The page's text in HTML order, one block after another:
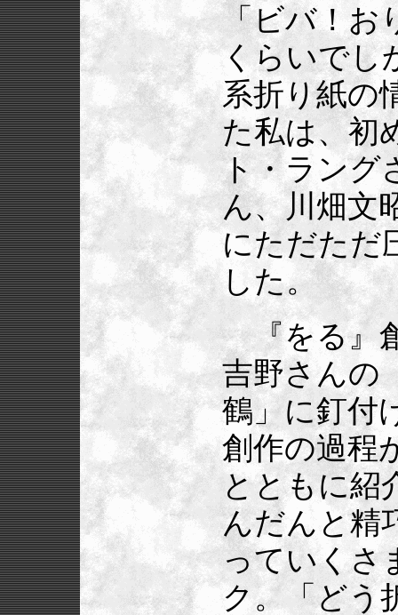
「ビバ！お
くらいでし
系折り紙の
た私は、初
ト・ラング
ん、川畑文
にただただ
した。
『をる』
吉野さんの
鶴」に釘付
創作の過程
とともに紹
んだんと精
っていくさ
ク。「どう